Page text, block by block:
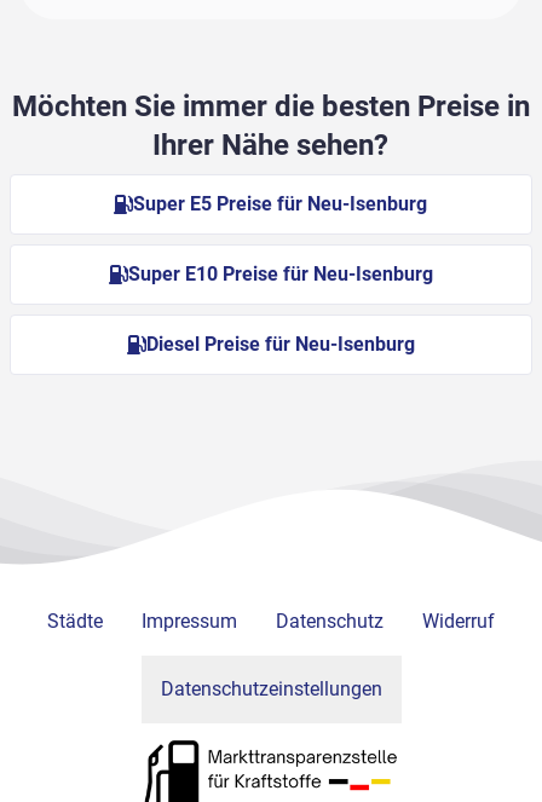
Möchten Sie immer die besten Preise in
Ihrer Nähe sehen?
Super E5 Preise für Neu-Isenburg
Super E10 Preise für Neu-Isenburg
Diesel Preise für Neu-Isenburg
Städte Impressum Datenschutz Widerruf
Datenschutzeinstellungen